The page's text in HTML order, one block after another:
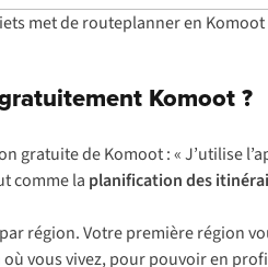
Komoot ?
gratuite de Komoot : « J’utilise
comme la planification des
région. Votre première région
vous vivez, pour pouvoir en